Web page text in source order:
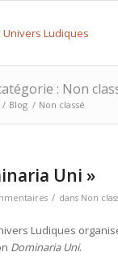
: Non
/ Blog / Non classé
Uni »
/ dans Non
Ludiques
Dominaria Uni.